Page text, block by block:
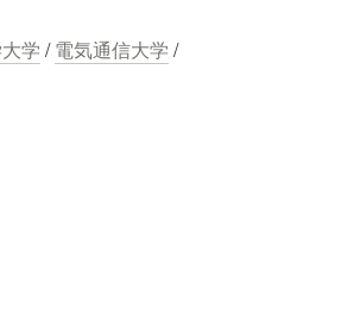
学 / 電気通信大学 /